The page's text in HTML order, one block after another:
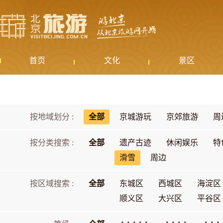
首页 文化 景区
按地域划分 : 全部 京城游玩 京郊旅游 周
按分类搜索 : 全部 遗产古迹 休闲娱乐
特
滑雪
周边
按区域搜索 : 全部 东城区 西城区
海淀区
顺义区
大兴区 平谷区